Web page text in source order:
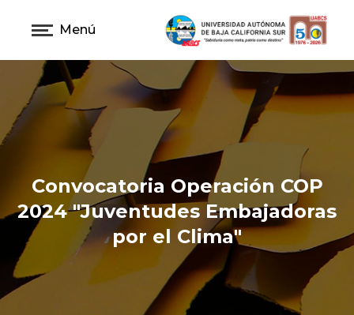
Menú
Convocatoria Operación COP
2024 "Juventudes Embajadoras
por el Clima"